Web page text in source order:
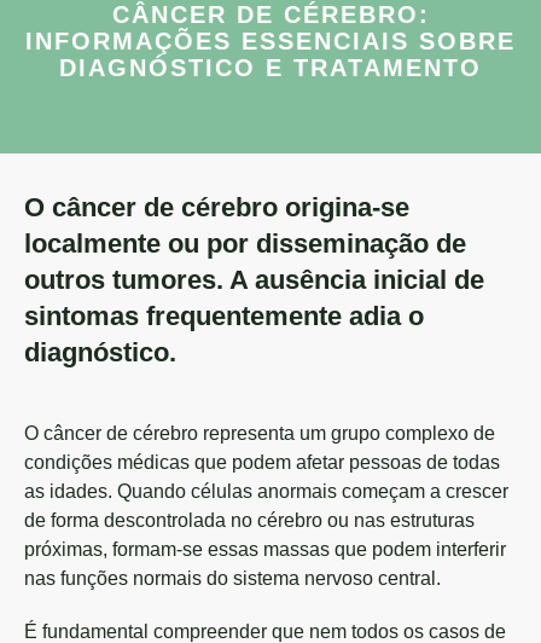
CÂNCER DE CÉREBRO:
INFORMAÇÕES ESSENCIAIS SOBRE
DIAGNÓSTICO E TRATAMENTO
O câncer de cérebro origina-se
localmente ou por disseminação de
outros tumores. A ausência inicial de
sintomas frequentemente adia o
diagnóstico.
O câncer de cérebro representa um grupo complexo de
condições médicas que podem afetar pessoas de todas
as idades. Quando células anormais começam a crescer
de forma descontrolada no cérebro ou nas estruturas
próximas, formam-se essas massas que podem interferir
nas funções normais do sistema nervoso central.
É fundamental compreender que nem todos os casos de